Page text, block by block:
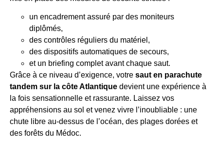
un encadrement assuré par des moniteurs
diplômés,
des contrôles réguliers du matériel,
des dispositifs automatiques de secours,
et un briefing complet avant chaque saut.
Grâce à ce niveau d’exigence, votre saut en parachute
tandem sur la côte Atlantique devient une expérience à
la fois sensationnelle et rassurante. Laissez vos
appréhensions au sol et venez vivre l’inoubliable : une
chute libre au-dessus de l’océan, des plages dorées et
des forêts du Médoc.